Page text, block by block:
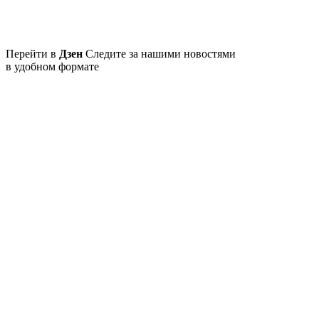
Перейти в Дзен Следите за нашими новостями
в удобном формате